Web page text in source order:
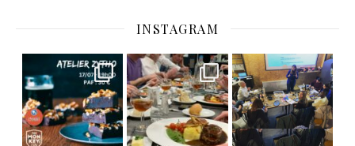
INSTAGRAM
Viens